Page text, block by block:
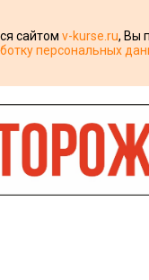
сайтом v-kurse.ru, Вы
персональных